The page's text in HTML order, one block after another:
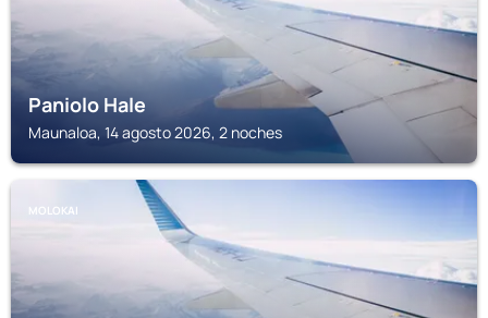
Paniolo Hale
Maunaloa, 14 agosto 2026, 2 noches
MOLOKAI